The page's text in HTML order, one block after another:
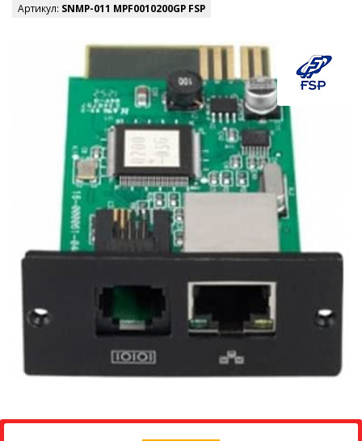
Артикул: SNMP-011 MPF0010200GP FSP